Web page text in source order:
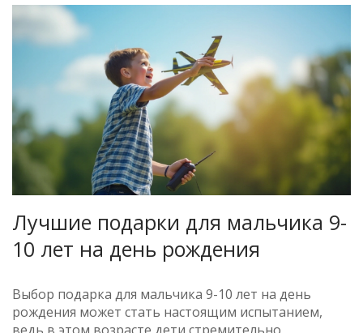
результате прочтения, вы получите идеи, которые
наверняка вызовут восторг и станут
незабываемыми для вашего мальчика. Подарите
малышу нечто особенное, что останется в памяти
надолго.
Лучшие подарки для мальчика 9-
10 лет на день рождения
Выбор подарка для мальчика 9-10 лет на день
рождения может стать настоящим испытанием,